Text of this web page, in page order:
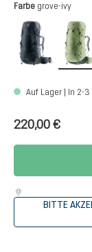
Farbeauswählen
grove-ivy
black-
Auf Lager | In 2-
220,00 €
BITTE